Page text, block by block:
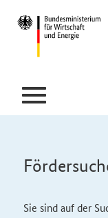
Sie sind auf der